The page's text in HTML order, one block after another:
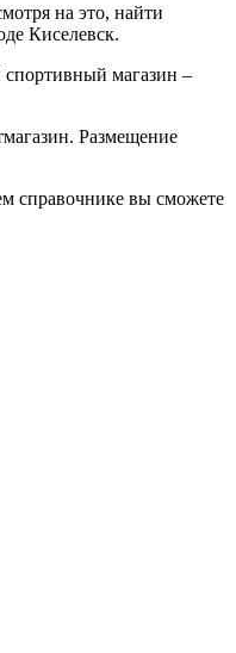
на это, найти
Киселевск.
спортивный магазин –
Размещение
справочнике вы сможете